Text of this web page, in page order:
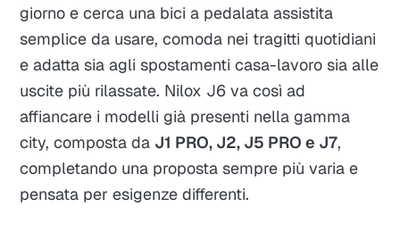
giorno e cerca una bici a pedalata assistita
semplice da usare, comoda nei tragitti quotidiani
e adatta sia agli spostamenti casa-lavoro sia alle
uscite più rilassate. Nilox J6 va così ad
affiancare i modelli già presenti nella gamma
city, composta da J1 PRO, J2, J5 PRO e J7,
completando una proposta sempre più varia e
pensata per esigenze differenti.